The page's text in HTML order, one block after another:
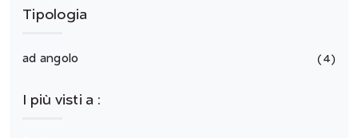
Tipologia
ad angolo 4
I più visti a :